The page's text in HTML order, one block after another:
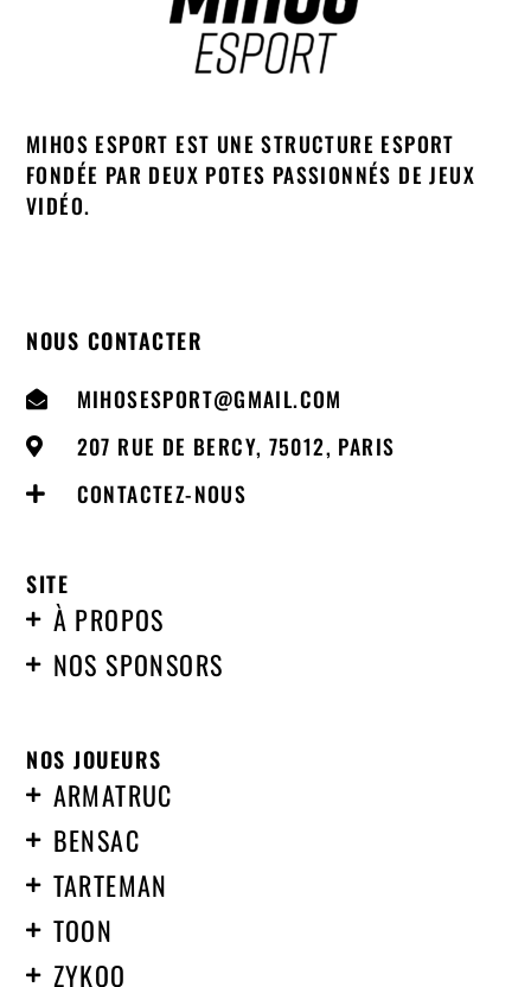
MIHOS ESPORT EST UNE STRUCTURE ESPORT
FONDÉE PAR DEUX POTES PASSIONNÉS DE JEUX
VIDÉO.
NOUS CONTACTER
MIHOSESPORT@GMAIL.COM
207 RUE DE BERCY, 75012, PARIS
CONTACTEZ-NOUS
SITE
À PROPOS
NOS SPONSORS
NOS JOUEURS
ARMATRUC
BENSAC
TARTEMAN
TOON
ZYKOO